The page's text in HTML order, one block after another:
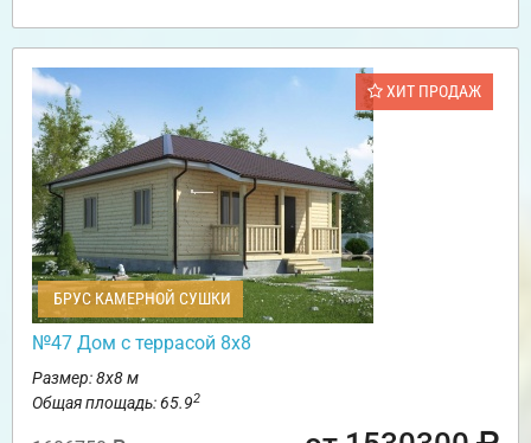
ХИТ ПРОДАЖ
БРУС КАМЕРНОЙ СУШКИ
№47 Дом с террасой 8х8
Размер: 8х8 м
Общая площадь: 65.92